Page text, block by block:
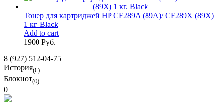
Тонер для картриджей HP CF289A (89A)/ CF289X (89X)
1 кг. Black
Add to cart
1900 Руб.
8 (927) 512-04-75
История(0)
Блокнот(0)
0